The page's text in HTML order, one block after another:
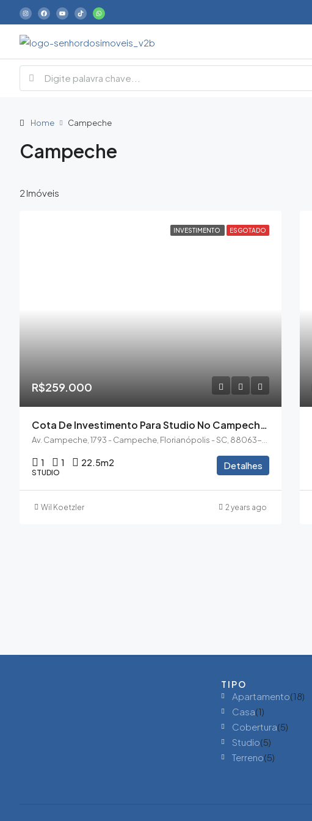
Home Campeche
Campeche
2 Imóveis
INVESTIMENTO ESGOTADO
R$259.000
Cota De Investimento Para Studio No Campeche Living
1 1 22.5m2
STUDIO
Detalhes
Wil Koetzler 2 years ago
TIPO
Apartamento(18)
Casa(1)
Cobertura(5)
Studio(5)
Terreno(5)